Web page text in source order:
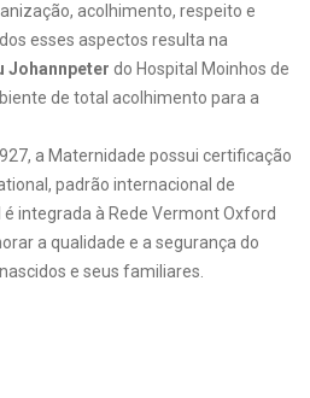
acolhimento, respeito e
esses aspectos resulta na
Johannpeter do Hospital Moinhos de
de total acolhimento para a
a Maternidade possui certificação
padrão internacional de
integrada à Rede Vermont Oxford
a qualidade e a segurança do
e seus familiares.